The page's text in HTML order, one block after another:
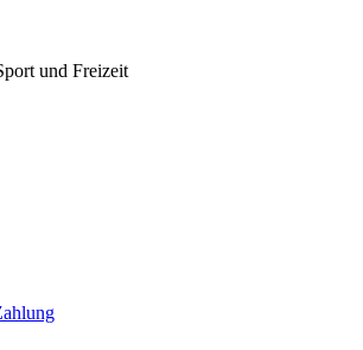
und Freizeit